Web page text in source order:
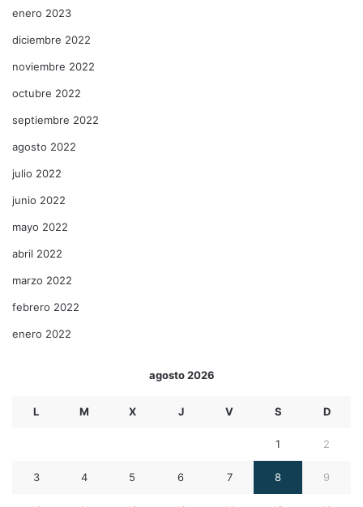
enero 2023
diciembre 2022
noviembre 2022
octubre 2022
septiembre 2022
agosto 2022
julio 2022
junio 2022
mayo 2022
abril 2022
marzo 2022
febrero 2022
enero 2022
agosto 2026
L M X J V S D
1 2
3 4 5 6 7 8 9